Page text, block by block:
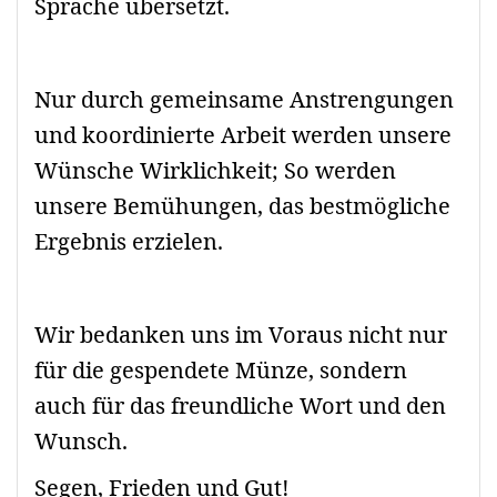
Sprache übersetzt.
Nur durch gemeinsame Anstrengungen
und koordinierte Arbeit werden unsere
Wünsche Wirklichkeit; So werden
unsere Bemühungen, das bestmögliche
Ergebnis erzielen.
Wir bedanken uns im Voraus nicht nur
für die gespendete Münze, sondern
auch für das freundliche Wort und den
Wunsch.
Segen, Frieden und Gut!